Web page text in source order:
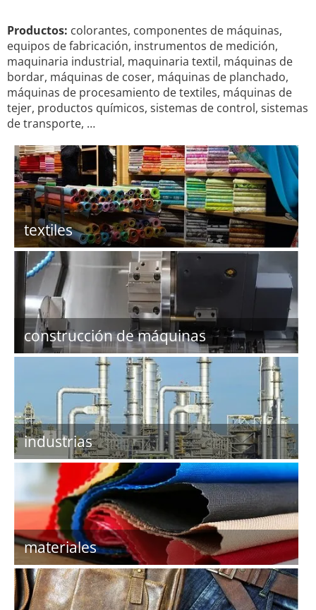
Productos: colorantes, componentes de máquinas,
equipos de fabricación, instrumentos de medición,
maquinaria industrial, maquinaria textil, máquinas de
bordar, máquinas de coser, máquinas de planchado,
máquinas de procesamiento de textiles, máquinas de
tejer, productos químicos, sistemas de control, sistemas
de transporte, …
textiles
construcción de máquinas
industrias
materiales